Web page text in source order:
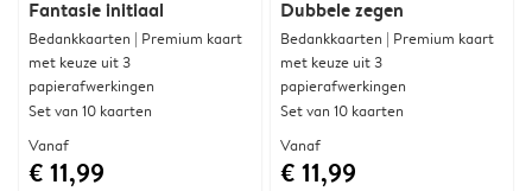
Fantasie initiaal
Bedankkaarten | Premium kaart
met keuze uit 3
papierafwerkingen
Set van 10 kaarten
Vanaf
€ 11,99
Dubbele zegen
Bedankkaarten | Premium kaart
met keuze uit 3
papierafwerkingen
Set van 10 kaarten
Vanaf
€ 11,99